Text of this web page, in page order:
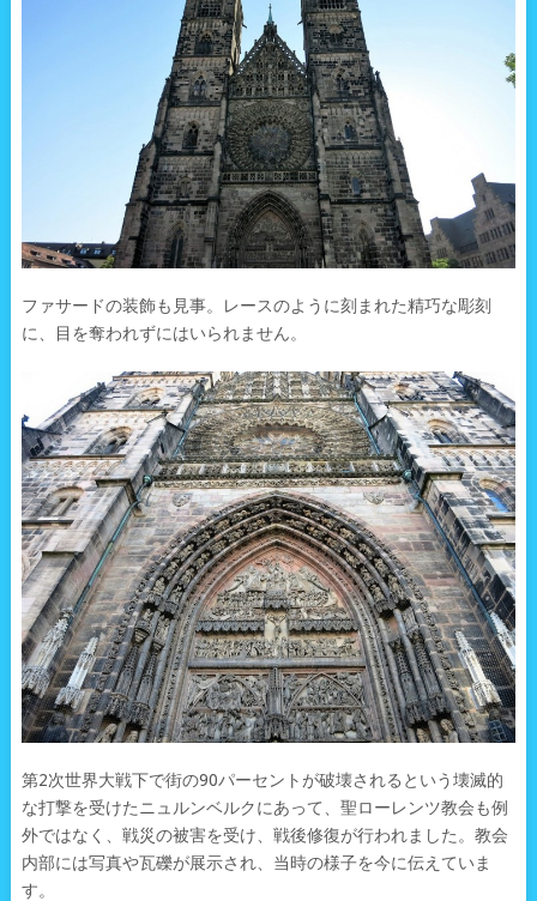
ファサードの装飾も見事。レースのように刻まれた精巧な彫刻
に、目を奪われずにはいられません。
第2次世界大戦下で街の90パーセントが破壊されるという壊滅的
な打撃を受けたニュルンベルクにあって、聖ローレンツ教会も例
外ではなく、戦災の被害を受け、戦後修復が行われました。教会
内部には写真や瓦礫が展示され、当時の様子を今に伝えていま
す。